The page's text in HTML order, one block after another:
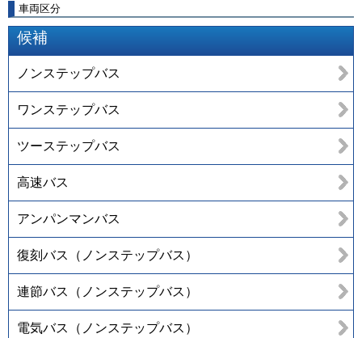
車両区分
候補
ノンステップバス
ワンステップバス
ツーステップバス
高速バス
アンパンマンバス
復刻バス（ノンステップバス）
連節バス（ノンステップバス）
電気バス（ノンステップバス）